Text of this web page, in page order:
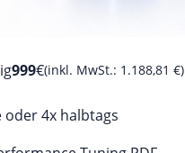
999€(inkl. MwSt.: 1.188,81 €)
oder 4x halbtags